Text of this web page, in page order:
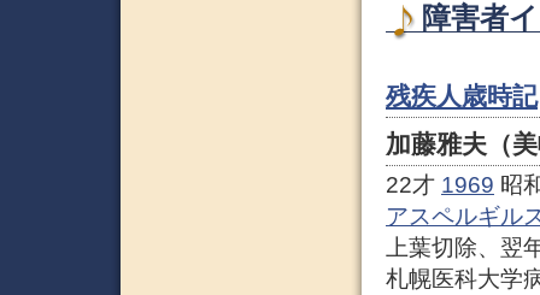
障害者
残疾人歳時記
加藤雅夫（
22才 1969 昭
アスペルギル
上葉切除、翌
札幌医科大学